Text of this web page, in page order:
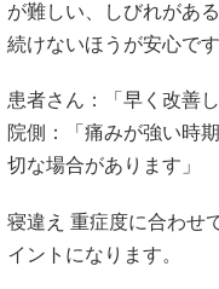
が難しい、しびれがあ
続けないほうが安心です
患者さん：「早く改善
院側：「痛みが強い時
切な場合があります」
寝違え 重症度に合わせ
イントになります。